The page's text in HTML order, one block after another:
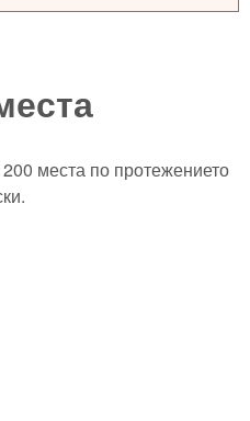
места по протежението